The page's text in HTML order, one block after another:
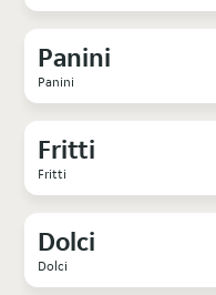
Panini
Panini
Fritti
Fritti
Dolci
Dolci